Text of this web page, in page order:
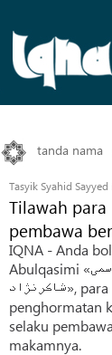
tanda nama
Tasyik Syahid
Tilawah
pembawa
IQNA - Anda
Abulqasimi «احمد ابوالقاسمی» dan Hamid Syakirnejad «حامد
شاکرنژاد», para hakim program MahfelTV memberi
penghormatan
selaku
makamnya.